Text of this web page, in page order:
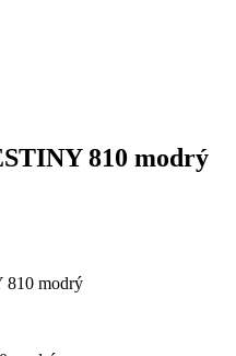
810 modrý
810 modrý